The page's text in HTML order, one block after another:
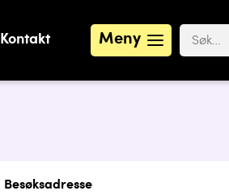
Meny
Kontakt
Besøksadresse